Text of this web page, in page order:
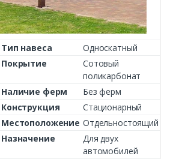
Тип навеса
Односкатный
Покрытие
Сотовый
поликарбонат
Наличие ферм
Без ферм
Конструкция
Стационарный
Местоположение Отдельностоящий
Назначение
Для двух
автомобилей